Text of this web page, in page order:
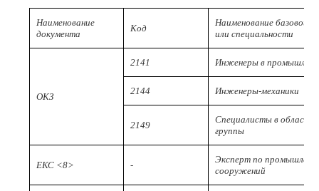
Наименование
документа
Код
Наименование базовой
или специальности
ОКЗ
2141 Инженеры в
2144 Инженеры-механики
2149
Специалисты в области
группы
ЕКС <8> -
Эксперт по
сооружений